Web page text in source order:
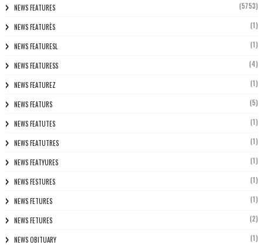
NEWS FEATURES (5753)
NEWS FEATURÈS (1)
NEWS FEATURESL (1)
NEWS FEATURESS (4)
NEWS FEATUREZ (1)
NEWS FEATURS (5)
NEWS FEATUTES (1)
NEWS FEATUTRES (1)
NEWS FEATYURES (1)
NEWS FESTURES (1)
NEWS FETURES (1)
NEWS FETURES (2)
NEWS OBITUARY (1)